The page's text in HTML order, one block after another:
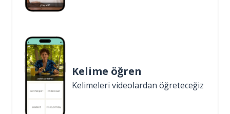
Kelime öğren
Kelimeleri videolardan öğreteceğiz